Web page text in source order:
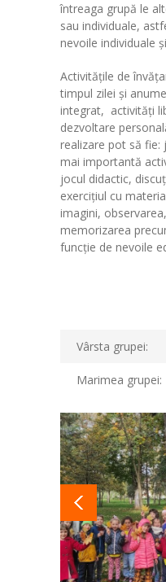
-- Galerie Sediul
-- Grupa
-- Grupa Bobocii
-- Grupa
-- Grupa
-- Galerie
întreaga grupă le
sau individuale,
nevoile individuale
Activităţile de
timpul zilei şi
integrat, activităţi
dezvoltare
realizare pot să fie:
mai importantă
jocul didactic,
exerciţiul cu
imagini,
memorizarea
funcţie de nevoile
Vârsta grupei:
Marimea grupei: